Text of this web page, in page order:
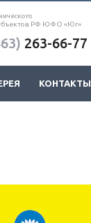
РФ ЮФО «Юг»
263-66-77
КОНТАКТЫ